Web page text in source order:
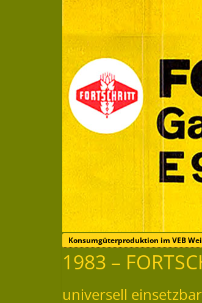
Konsumgüterproduktion im VEB
1983 –
universell